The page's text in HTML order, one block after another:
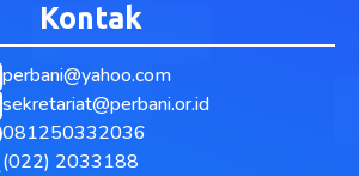
Kontak
perbani@yahoo.com
sekretariat@perbani.or.id
081250332036
(022) 2033188